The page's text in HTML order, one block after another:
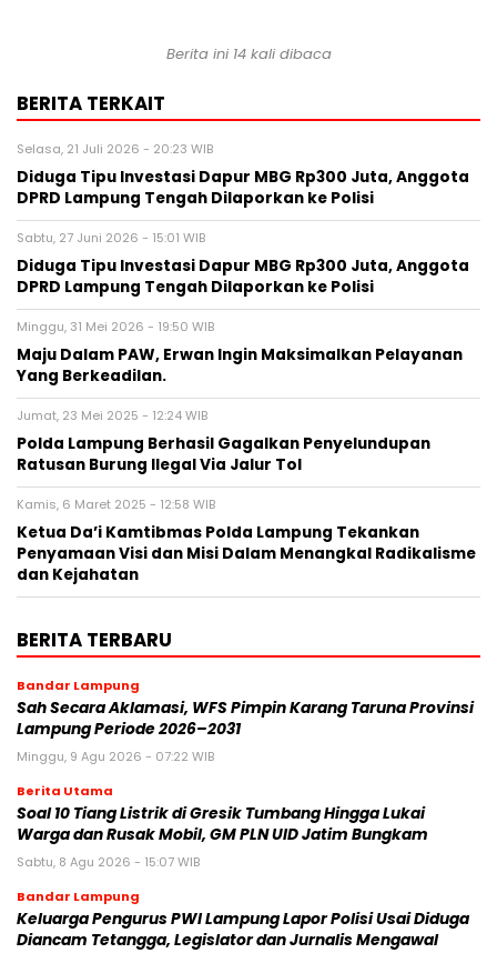
Berita ini 14 kali dibaca
BERITA TERKAIT
Selasa, 21 Juli 2026 - 20:23 WIB
Diduga Tipu Investasi Dapur MBG Rp300 Juta, Anggota
DPRD Lampung Tengah Dilaporkan ke Polisi
Sabtu, 27 Juni 2026 - 15:01 WIB
Diduga Tipu Investasi Dapur MBG Rp300 Juta, Anggota
DPRD Lampung Tengah Dilaporkan ke Polisi
Minggu, 31 Mei 2026 - 19:50 WIB
Maju Dalam PAW, Erwan Ingin Maksimalkan Pelayanan
Yang Berkeadilan.
Jumat, 23 Mei 2025 - 12:24 WIB
Polda Lampung Berhasil Gagalkan Penyelundupan
Ratusan Burung Ilegal Via Jalur Tol
Kamis, 6 Maret 2025 - 12:58 WIB
Ketua Da’i Kamtibmas Polda Lampung Tekankan
Penyamaan Visi dan Misi Dalam Menangkal Radikalisme
dan Kejahatan
BERITA TERBARU
Bandar Lampung
Sah Secara Aklamasi, WFS Pimpin Karang Taruna Provinsi
Lampung Periode 2026–2031
Minggu, 9 Agu 2026 - 07:22 WIB
Berita Utama
Soal 10 Tiang Listrik di Gresik Tumbang Hingga Lukai
Warga dan Rusak Mobil, GM PLN UID Jatim Bungkam
Sabtu, 8 Agu 2026 - 15:07 WIB
Bandar Lampung
Keluarga Pengurus PWI Lampung Lapor Polisi Usai Diduga
Diancam Tetangga, Legislator dan Jurnalis Mengawal